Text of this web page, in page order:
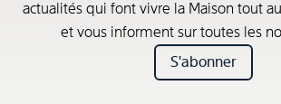
actualités qui font vivre la Maison tout
et vous informent sur toutes les
S'abonner